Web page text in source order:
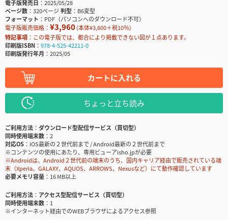
電子版発売日
2025/05/28
ページ数
320ページ判型
B6変型
フォーマット
PDF（パソコンへのダウンロード不可）
電子版販売価格： ¥3,960(本体¥3,600＋税10％)
特記事項
この電子版では、都合により掲載できない図が１点あります。
印刷版ISBN
978-4-525-42211-0
印刷版発行年月
2025/05
カートに入れる
ちょっと立ち読み
ご利用方法
ダウンロード型配信サービス（買切型）
同時使用端末数
2
対応OS
iOS最新の２世代前まで / Android最新の２世代前まで
※コンテンツの使用にあたり、専用ビューアisho.jpが必要
※Androidは、Android２世代前の端末のうち、国内キャリア経由で販売されている端
末（Xperia、GALAXY、AQUOS、ARROWS、Nexusなど）にて動作確認しています
必要メモリ容量
16 MB以上
ご利用方法
アクセス型配信サービス（買切型）
同時使用端末数
1
※インターネット経由でのWEBブラウザによるアクセス参照